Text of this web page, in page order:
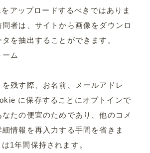
アップロードするべきではありま
者は、サイトから画像をダウンロ
を抽出することができます。
ム
残す際、お名前、メールアドレ
に保存することにオプトインで
たの便宜のためであり、他のコメ
情報を再入力する手間を省きま
1年間保持されます。